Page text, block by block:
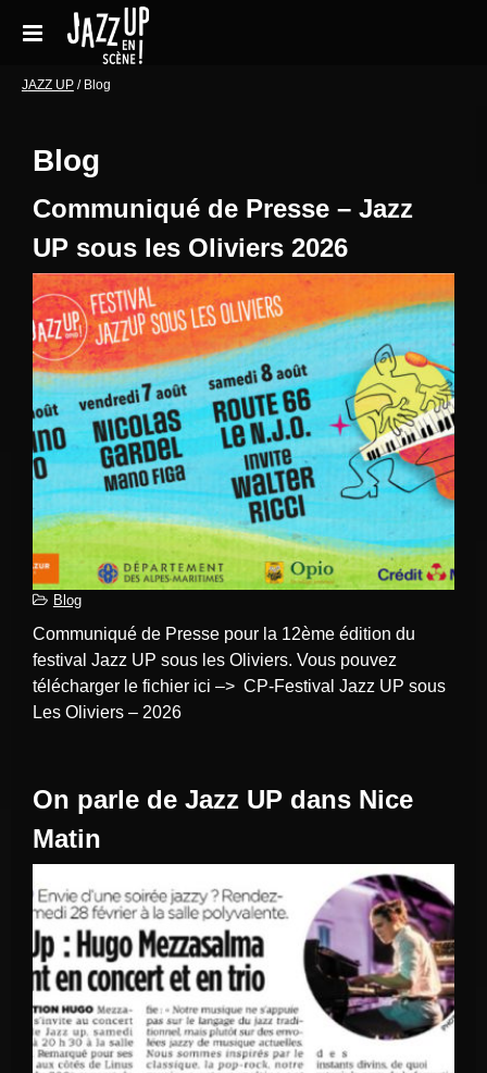
Accueil
Galeries de photos
Le festival en pratique
Blog
Archives Concerts
Newsletter
Contact
JAZZ UP/ Blog
Blog
Communiqué de Presse – Jazz
UP sous les Oliviers 2026
Blog
Communiqué de Presse pour la 12ème édition du
festival Jazz UP sous les Oliviers. Vous pouvez
télécharger le fichier ici –> CP-Festival Jazz UP sous
Les Oliviers – 2026
On parle de Jazz UP dans Nice
Matin